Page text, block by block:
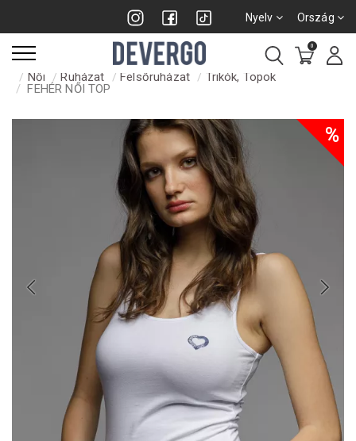
Nyelv Ország
0
Női Ruházat Felsőruházat
Trikók, Topok
FEHÉR NŐI TOP
%